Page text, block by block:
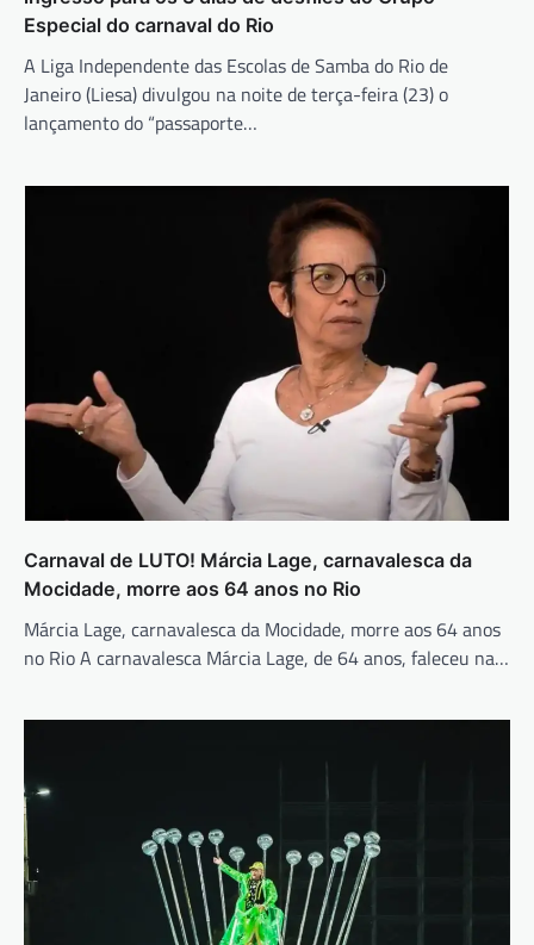
Especial do carnaval do Rio
A Liga Independente das Escolas de Samba do Rio de
Janeiro (Liesa) divulgou na noite de terça-feira (23) o
lançamento do “passaporte…
Carnaval de LUTO! Márcia Lage, carnavalesca da
Mocidade, morre aos 64 anos no Rio
Márcia Lage, carnavalesca da Mocidade, morre aos 64 anos
no Rio A carnavalesca Márcia Lage, de 64 anos, faleceu na…